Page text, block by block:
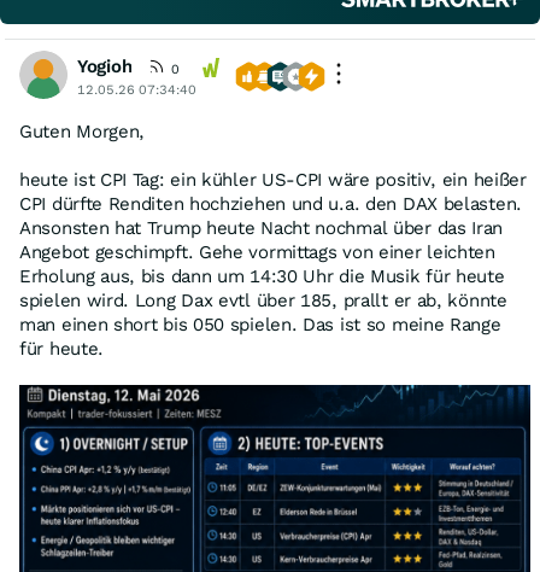
Yogioh
0
12.05.26 07:34:40
Guten Morgen,
heute ist CPI Tag: ein kühler US-CPI wäre positiv, ein heißer
CPI dürfte Renditen hochziehen und u.a. den DAX belasten.
Ansonsten hat Trump heute Nacht nochmal über das Iran
Angebot geschimpft. Gehe vormittags von einer leichten
Erholung aus, bis dann um 14:30 Uhr die Musik für heute
spielen wird. Long Dax evtl über 185, prallt er ab, könnte
man einen short bis 050 spielen. Das ist so meine Range
für heute.